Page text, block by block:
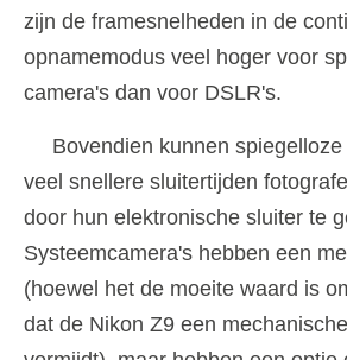
zijn de framesnelheden in de
opnamemodus veel hoger voor
camera's dan voor DSLR's.
Bovendien kunnen
veel snellere sluitertijden
door hun elektronische sluiter te
Systeemcamera's hebben een
(hoewel het de moeite waard is
dat de Nikon Z9 een